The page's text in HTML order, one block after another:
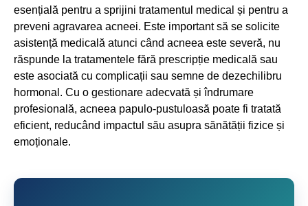
esențială pentru a sprijini tratamentul medical și pentru a
preveni agravarea acneei. Este important să se solicite
asistență medicală atunci când acneea este severă, nu
răspunde la tratamentele fără prescripție medicală sau
este asociată cu complicații sau semne de dezechilibru
hormonal. Cu o gestionare adecvată și îndrumare
profesională, acneea papulo-pustuloasă poate fi tratată
eficient, reducând impactul său asupra sănătății fizice și
emoționale.